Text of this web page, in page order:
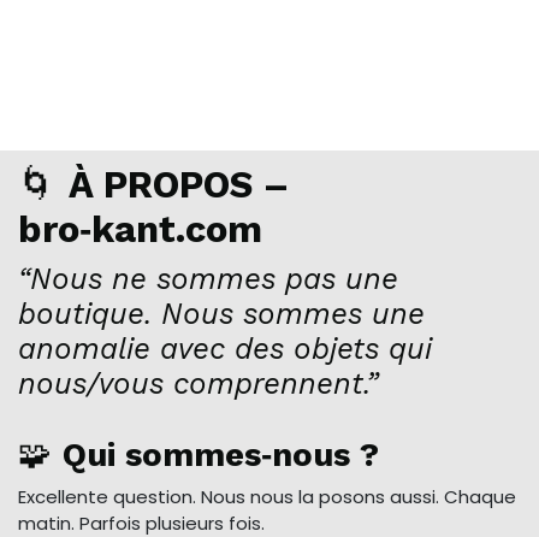
🌀 À PROPOS –
bro‑kant.com
“Nous ne sommes pas une
boutique. Nous sommes une
anomalie avec des objets qui
nous/vous comprennent.”
🧩 Qui sommes‑nous ?
Excellente question. Nous nous la posons aussi. Chaque
matin. Parfois plusieurs fois.